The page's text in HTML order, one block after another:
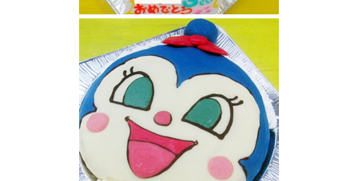
ドキンちゃんケーキ